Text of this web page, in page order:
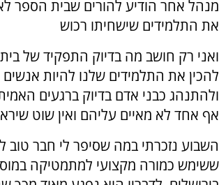
מנהל אחר הודיע להורים שבית הספר
את התלמידים שישחיתו רכוש
ואני רק חושב מה בדיוק התפקיד של
להכין את התלמידים שלנו להיות אנשים
ולהתנהג כבני אדם בדיוק ברגעים
אף אחד לא מאיים עליהם ואין שוט
השבוע נזכרתי במה שסיפר לי חבר טוב
ששימש כמורה מקצועי למתמטיקה